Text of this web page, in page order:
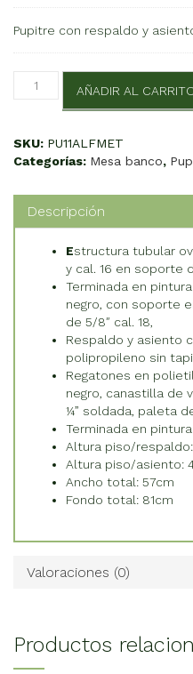
Pupitre con respaldo y
Alfio
cantidad
AÑADIR AL
SKU: PU11ALFMET
Categorías: Mesa banco,
Descripción
Estructura tubular
y cal. 16 en soporte
Terminada en
negro, con soporte
de 5/8″ cal. 18,
Respaldo y asiento
polipropileno sin
Regatones en
negro, canastilla de
¼” soldada, paleta
Terminada en
Altura piso/
Altura piso/asiento:
Ancho total: 57cm
Fondo total: 81cm
Valoraciones (0)
Productos